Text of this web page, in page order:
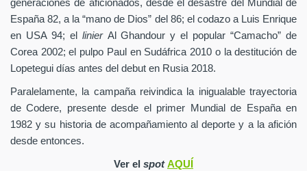
generaciones de aficionados, desde el desastre del Mundial de
España 82, a la “mano de Dios” del 86; el codazo a Luis Enrique
en USA 94; el linier Al Ghandour y el popular “Camacho” de
Corea 2002; el pulpo Paul en Sudáfrica 2010 o la destitución de
Lopetegui días antes del debut en Rusia 2018.
Paralelamente, la campaña reivindica la inigualable trayectoria
de Codere, presente desde el primer Mundial de España en
1982 y su historia de acompañamiento al deporte y a la afición
desde entonces.
Ver el spotAQUÍ